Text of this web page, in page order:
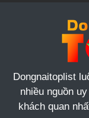
Dongnaitoplist
nhiều nguồn
khách quan